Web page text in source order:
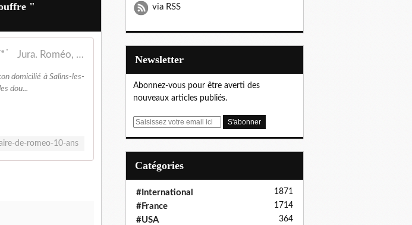
"
Jura. Roméo, 10 ans, souffre d'un Covid long, un calvaire : " Il dit qu'il veut mourir tant il souffre "
domicilié à Salins-les-
dou...
de-romeo-10-ans
via RSS
Newsletter
Abonnez-vous pour être averti des
nouveaux articles publiés.
E
Catégories
#International 1871
#France 1714
#USA 364